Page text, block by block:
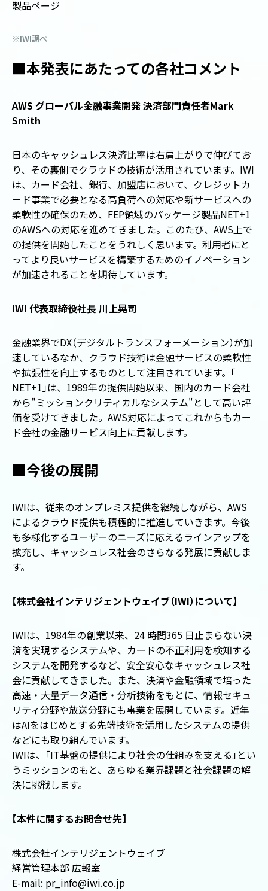
製品ページ
※IWI調べ
■本発表にあたっての各社コメント
AWS グローバル金融事業開発 決済部門責任者Mark
Smith
日本のキャッシュレス決済比率は右肩上がりで伸びてお
り、その裏側でクラウドの技術が活用されています。IWI
は、カード会社、銀行、加盟店において、クレジットカ
ード事業で必要となる高負荷への対応や新サービスへの
柔軟性の確保のため、FEP領域のパッケージ製品NET+1
のAWSへの対応を進めてきました。このたび、AWS上で
の提供を開始したことをうれしく思います。利用者にと
ってより良いサービスを構築するためのイノベーション
が加速されることを期待しています。
IWI 代表取締役社長 川上晃司
金融業界でDX（デジタルトランスフォーメーション）が加
速しているなか、クラウド技術は金融サービスの柔軟性
や拡張性を向上するものとして注目されています。 「
NET+1」は、1989年の提供開始以来、国内のカード会社
から"ミッションクリティカルなシステム"として高い評
価を受けてきました。AWS対応によってこれからもカー
ド会社の金融サービス向上に貢献します。
■今後の展開
IWIは、従来のオンプレミス提供を継続しながら、AWS
によるクラウド提供も積極的に推進していきます。今後
も多様化するユーザーのニーズに応えるラインアップを
拡充し、キャッシュレス社会のさらなる発展に貢献しま
す。
【株式会社インテリジェントウェイブ（IWI）について】
IWIは、1984年の創業以来、24 時間365 日止まらない決
済を実現するシステムや、カードの不正利用を検知する
システムを開発するなど、安全安心なキャッシュレス社
会に貢献してきました。また、決済や金融領域で培った
高速・大量データ通信・分析技術をもとに、情報セキュ
リティ分野や放送分野にも事業を展開しています。近年
はAIをはじめとする先端技術を活用したシステムの提供
などにも取り組んでいます。
IWIは、 「IT基盤の提供により社会の仕組みを支える」とい
うミッションのもと、あらゆる業界課題と社会課題の解
決に挑戦します。
【本件に関するお問合せ先】
株式会社インテリジェントウェイブ
経営管理本部 広報室
E-mail: pr_info@iwi.co.jp